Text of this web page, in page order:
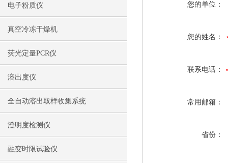
电子粉质仪
真空冷冻干燥机
荧光定量PCR仪
溶出度仪
全自动溶出取样收集系统
澄明度检测仪
融变时限试验仪
您的单位：
您的姓名：
联系电话：
常用邮箱：
省份：